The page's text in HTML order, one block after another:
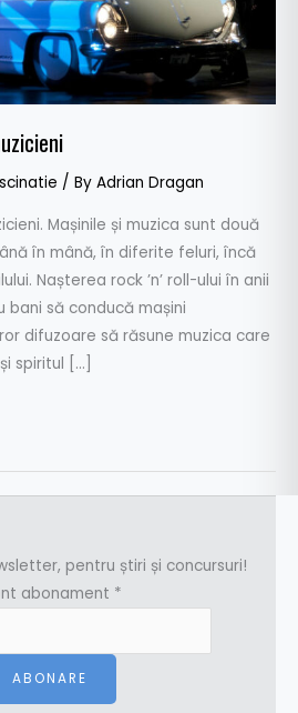
/ By Adrian Dragan
Mașinile și muzica sunt două
în mână, în diferite feluri, încă
Nașterea rock ’n’ roll-ului în anii
să conducă mașini
difuzoare să răsune muzica care
spiritul […]
pentru știri și concursuri!
abonament *
ABONARE